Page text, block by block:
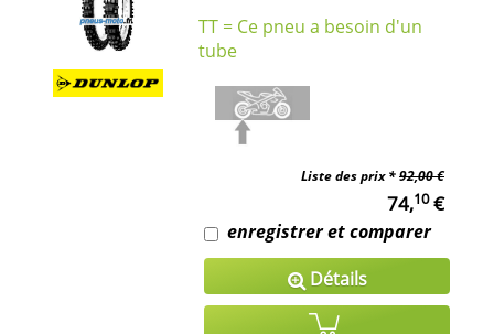
TT = Ce pneu a besoin d'un
tube
Liste des prix *92,00 €
74,10€
enregistrer et comparer
Détails